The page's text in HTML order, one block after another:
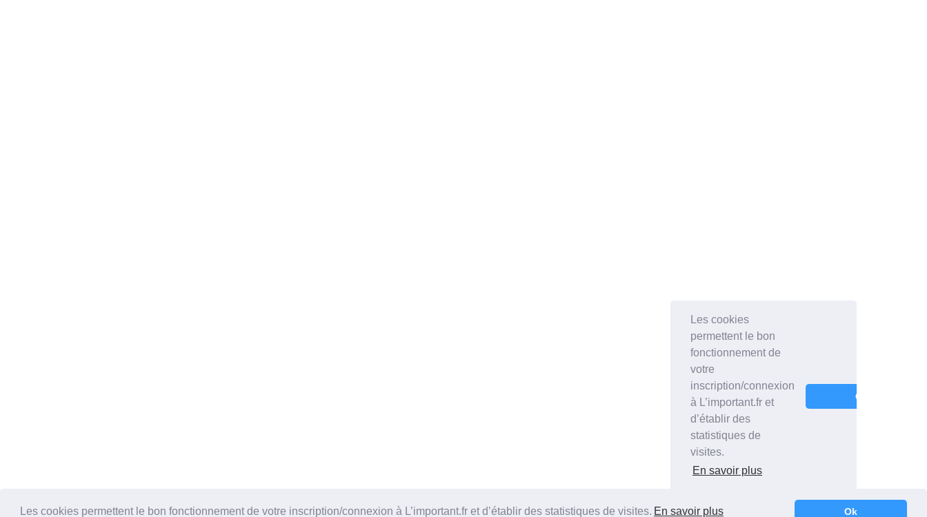
Les cookies permettent le bon fonctionnement de votre inscription/connexion à L’important.fr et d’établir des statistiques de visites. En savoir plus Ok